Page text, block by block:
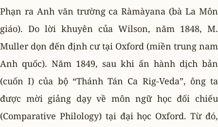
Phạn ra Anh văn trường ca Ràmàyana (bà La Môn
giáo). Do lời khuyên của Wilson, năm 1848, M.
Muller dọn đến định cư tại Oxford (miền trung nam
Anh quốc). Năm 1849, sau khi ấn hành dịch bản
(cuốn I) của bộ “Thánh Tán Ca Rig-Veda”, ông ta
được mời giảng dạy về môn ngữ học đối chiếu
(Comparative Philology) tại đại học Oxford. Từ đó,